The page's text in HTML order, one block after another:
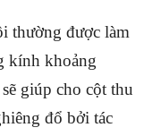
thường được làm
kính khoảng
giúp cho cột thu
đổ bởi tác